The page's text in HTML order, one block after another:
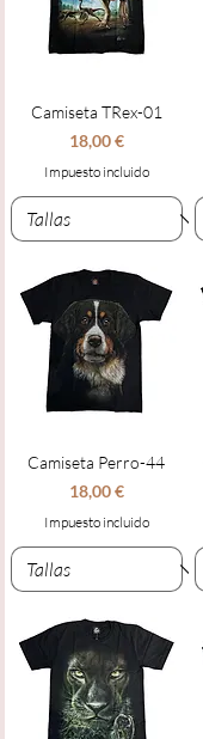
Camiseta TRex-01
Precio
18,00 €
Impuesto incluido
Camiseta Perro-44
Precio
18,00 €
Impuesto incluido